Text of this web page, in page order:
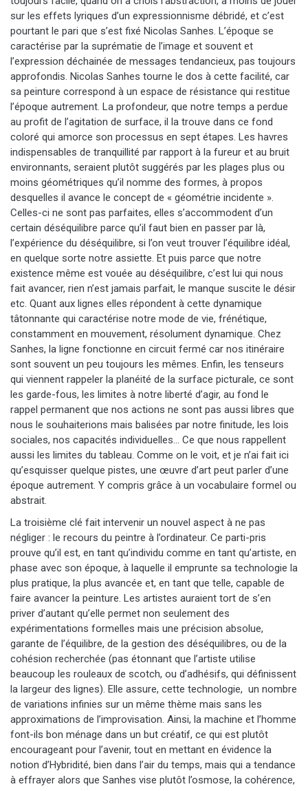
sur les effets lyriques d’un expressionnisme débridé, et c’est
pourtant le pari que s’est fixé Nicolas Sanhes. L’époque se
caractérise par la suprématie de l’image et souvent et
l’expression déchainée de messages tendancieux, pas toujours
approfondis. Nicolas Sanhes tourne le dos à cette facilité, car
sa peinture correspond à un espace de résistance qui restitue
l’époque autrement. La profondeur, que notre temps a perdue
au profit de l’agitation de surface, il la trouve dans ce fond
coloré qui amorce son processus en sept étapes. Les havres
indispensables de tranquillité par rapport à la fureur et au bruit
environnants, seraient plutôt suggérés par les plages plus ou
moins géométriques qu’il nomme des formes, à propos
desquelles il avance le concept de « géométrie incidente ».
Celles-ci ne sont pas parfaites, elles s’accommodent d’un
certain déséquilibre parce qu’il faut bien en passer par là,
l’expérience du déséquilibre, si l’on veut trouver l’équilibre idéal,
en quelque sorte notre assiette. Et puis parce que notre
existence même est vouée au déséquilibre, c’est lui qui nous
fait avancer, rien n’est jamais parfait, le manque suscite le désir
etc. Quant aux lignes elles répondent à cette dynamique
tâtonnante qui caractérise notre mode de vie, frénétique,
constamment en mouvement, résolument dynamique. Chez
Sanhes, la ligne fonctionne en circuit fermé car nos itinéraire
sont souvent un peu toujours les mêmes. Enfin, les tenseurs
qui viennent rappeler la planéité de la surface picturale, ce sont
les garde-fous, les limites à notre liberté d’agir, au fond le
rappel permanent que nos actions ne sont pas aussi libres que
nous le souhaiterions mais balisées par notre finitude, les lois
sociales, nos capacités individuelles… Ce que nous rappellent
aussi les limites du tableau. Comme on le voit, et je n’ai fait ici
qu’esquisser quelque pistes, une œuvre d’art peut parler d’une
époque autrement. Y compris grâce à un vocabulaire formel ou
abstrait.
La troisième clé fait intervenir un nouvel aspect à ne pas
négliger : le recours du peintre à l’ordinateur. Ce parti-pris
prouve qu’il est, en tant qu’individu comme en tant qu’artiste, en
phase avec son époque, à laquelle il emprunte sa technologie la
plus pratique, la plus avancée et, en tant que telle, capable de
faire avancer la peinture. Les artistes auraient tort de s’en
priver d’autant qu’elle permet non seulement des
expérimentations formelles mais une précision absolue,
garante de l’équilibre, de la gestion des déséquilibres, ou de la
cohésion recherchée (pas étonnant que l’artiste utilise
beaucoup les rouleaux de scotch, ou d’adhésifs, qui définissent
la largeur des lignes). Elle assure, cette technologie, un nombre
de variations infinies sur un même thème mais sans les
approximations de l’improvisation. Ainsi, la machine et l’homme
font-ils bon ménage dans un but créatif, ce qui est plutôt
encourageant pour l’avenir, tout en mettant en évidence la
notion d’Hybridité, bien dans l’air du temps, mais qui a tendance
à effrayer alors que Sanhes vise plutôt l’osmose, la cohérence,